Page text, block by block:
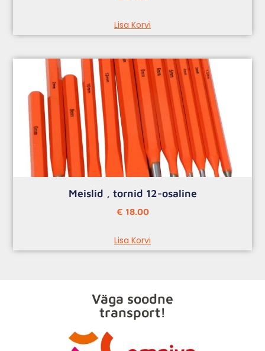
Lisa Korvi
Meislid , tornid 12-osaline
€ 18.00
Lisa Korvi
Väga soodne
transport!